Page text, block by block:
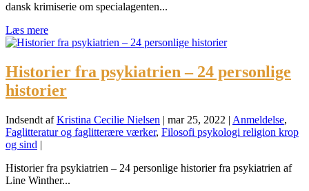
dansk krimiserie om specialagenten...
Læs mere
Historier fra psykiatrien – 24 personlige
historier
Indsendt afKristina Cecilie Nielsen | mar 25, 2022 | Anmeldelse,
Faglitteratur og faglitterære værker, Filosofi psykologi religion krop
og sind |
Historier fra psykiatrien – 24 personlige historier fra psykiatrien af
Line Winther...